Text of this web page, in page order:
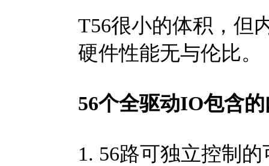
T56很小的体积，但
硬件性能无与伦比。
56个全驱动IO包含
1. 56路可独立控制